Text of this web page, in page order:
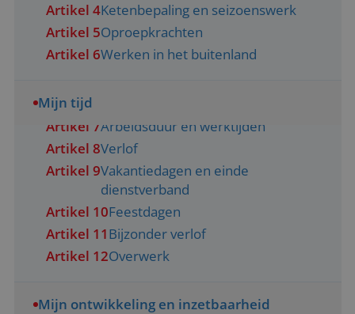
Artikel 4Ketenbepaling en seizoenswerk
Artikel 5Oproepkrachten
Artikel 6Werken in het buitenland
Mijn tijd
Artikel 7Arbeidsduur en werktijden
Artikel 8Verlof
Artikel 9Vakantiedagen en einde
dienstverband
Artikel 10Feestdagen
Artikel 11Bijzonder verlof
Artikel 12Overwerk
Mijn ontwikkeling en inzetbaarheid